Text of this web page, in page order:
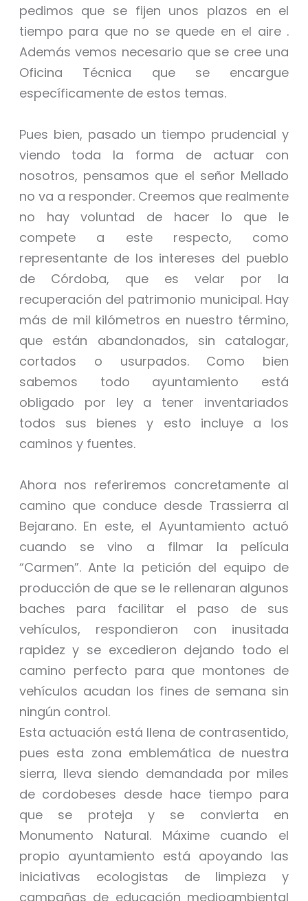
pedimos que se fijen unos plazos en el
tiempo para que no se quede en el aire .
Además vemos necesario que se cree una
Oficina Técnica que se encargue
específicamente de estos temas.
Pues bien, pasado un tiempo prudencial y
viendo toda la forma de actuar con
nosotros, pensamos que el señor Mellado
no va a responder. Creemos que realmente
no hay voluntad de hacer lo que le
compete a este respecto, como
representante de los intereses del pueblo
de Córdoba, que es velar por la
recuperación del patrimonio municipal. Hay
más de mil kilómetros en nuestro término,
que están abandonados, sin catalogar,
cortados o usurpados. Como bien
sabemos todo ayuntamiento está
obligado por ley a tener inventariados
todos sus bienes y esto incluye a los
caminos y fuentes.
Ahora nos referiremos concretamente al
camino que conduce desde Trassierra al
Bejarano. En este, el Ayuntamiento actuó
cuando se vino a filmar la película
“Carmen”. Ante la petición del equipo de
producción de que se le rellenaran algunos
baches para facilitar el paso de sus
vehículos, respondieron con inusitada
rapidez y se excedieron dejando todo el
camino perfecto para que montones de
vehículos acudan los fines de semana sin
ningún control.
Esta actuación está llena de contrasentido,
pues esta zona emblemática de nuestra
sierra, lleva siendo demandada por miles
de cordobeses desde hace tiempo para
que se proteja y se convierta en
Monumento Natural. Máxime cuando el
propio ayuntamiento está apoyando las
iniciativas ecologistas de limpieza y
campañas de educación medioambiental